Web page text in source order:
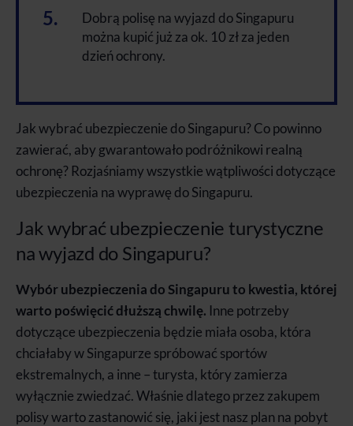
Dobrą polisę na wyjazd do Singapuru
można kupić już za ok. 10 zł za jeden
dzień ochrony.
Jak wybrać ubezpieczenie do Singapuru? Co powinno
zawierać, aby gwarantowało podróżnikowi realną
ochronę? Rozjaśniamy wszystkie wątpliwości dotyczące
ubezpieczenia na wyprawę do Singapuru.
Jak wybrać ubezpieczenie turystyczne
na wyjazd do Singapuru?
Wybór ubezpieczenia do Singapuru to kwestia, której
warto poświęcić dłuższą chwilę. Inne potrzeby
dotyczące ubezpieczenia będzie miała osoba, która
chciałaby w Singapurze spróbować sportów
ekstremalnych, a inne – turysta, który zamierza
wyłącznie zwiedzać. Właśnie dlatego przez zakupem
polisy warto zastanowić się, jaki jest nasz plan na pobyt